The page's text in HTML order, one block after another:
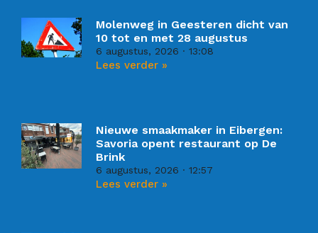
Molenweg in Geesteren dicht van
10 tot en met 28 augustus
6 augustus, 2026 13:08
Lees verder »
Nieuwe smaakmaker in Eibergen:
Savoria opent restaurant op De
Brink
6 augustus, 2026 12:57
Lees verder »